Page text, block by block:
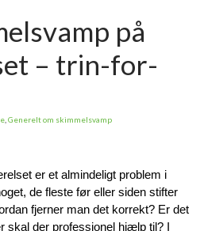
- KORTTID (7-14 DAGE)
(MIN. 60 DAGE)
SKIMMELSVAMP TESTS
RENS
OVERFØLSOMHED
MÅLER
OVERFØLSOMHED
MOD SKIMMELSVAMP
(MEGA UDSALG)
OG KRÆFTTESTS
/ FUGTALARM
OVERFØLSOMHED
på
– trin-for-
Generelt om skimmelsvamp
er et almindeligt problem i
de fleste før eller siden stifter
fjerner man det korrekt? Er det
skal der professionel hjælp til? I